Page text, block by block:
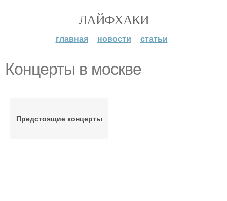
ЛАЙФХАКИ
главная новости статьи
Концерты в москве
Предстоящие концерты